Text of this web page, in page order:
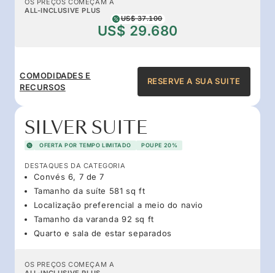
ALL-INCLUSIVE PLUS
US$ 37.100
US$ 29.680
COMODIDADES E
RECURSOS
RESERVE A SUA SUITE
SILVER SUITE
OFERTA POR TEMPO LIMITADO POUPE 20%
DESTAQUES DA CATEGORIA
Convés 6, 7 de 7
Tamanho da suíte 581 sq ft
Localização preferencial a meio do navio
Tamanho da varanda 92 sq ft
Quarto e sala de estar separados
OS PREÇOS COMEÇAM A